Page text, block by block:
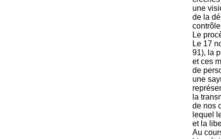
une
de la
Le
Le 17
91), la
et ces
de
une
la
de nos
lequel
et la
Au